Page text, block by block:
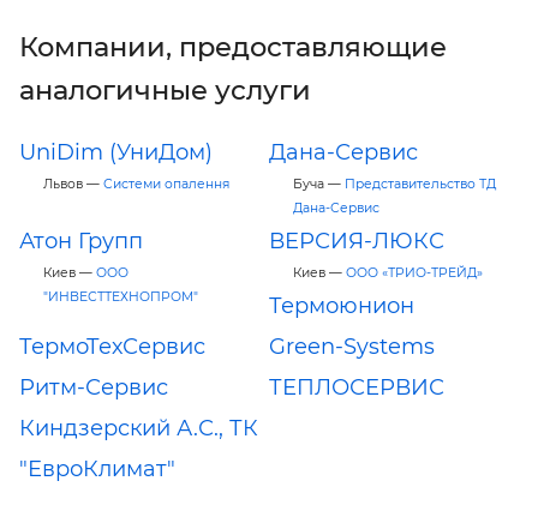
Компании, предоставляющие
аналогичные услуги
UniDim (УниДом)
Львов — Системи опалення
Дана-Сервис
Буча — Представительство ТД
Дана-Сервис
Атон Групп
Киев — ООО
"ИНВЕСТТЕХНОПРОМ"
ВЕРСИЯ-ЛЮКС
Киев — ООО «ТРИО-ТРЕЙД»
Термоюнион
ТермоТехСервис
Green-Systems
Ритм-Сервис
ТЕПЛОСЕРВИС
Киндзерский А.С., ТК
"ЕвроКлимат"